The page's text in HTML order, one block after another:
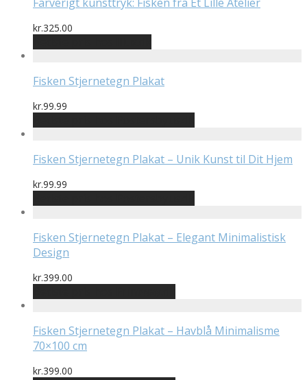
kr.325.00
Fisken Stjernetegn Plakat
kr.99.99
Fisken Stjernetegn Plakat – Unik Kunst til Dit Hjem
kr.99.99
Fisken Stjernetegn Plakat – Elegant Minimalistisk
Design
kr.399.00
Fisken Stjernetegn Plakat – Havblå Minimalisme
70×100 cm
kr.399.00